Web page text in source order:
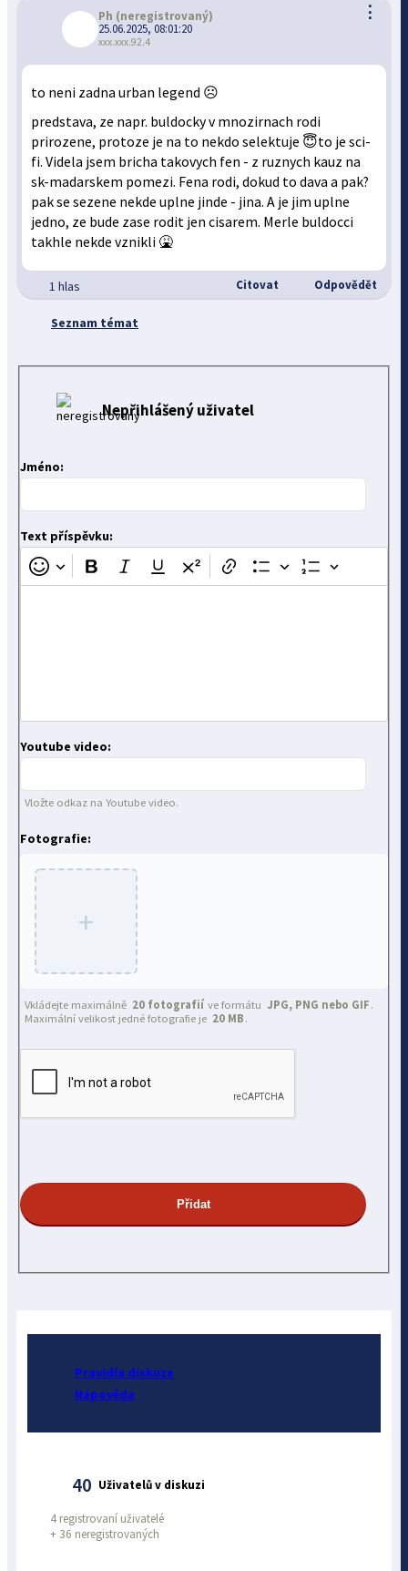
⋮
Ph (neregistrovaný)
25.06.2025, 08:01:20
xxx.xxx.92.4
to neni zadna urban legend ☹️
predstava, ze napr. buldocky v mnozirnach rodi
prirozene, protoze je na to nekdo selektuje 😇to je sci-
fi. Videla jsem bricha takovych fen - z ruznych kauz na
sk-madarskem pomezi. Fena rodi, dokud to dava a pak?
pak se sezene nekde uplne jinde - jina. A je jim uplne
jedno, ze bude zase rodit jen cisarem. Merle buldocci
takhle nekde vznikli 🤮
1 hlas Citovat Odpovědět
Seznam témat
Nepřihlášený uživatel
Jméno:
Text příspěvku:
Youtube video:
Vložte odkaz na Youtube video.
Fotografie:
+
Vkládejte maximálně 20 fotografií ve formátu JPG, PNG nebo GIF .
Maximální velikost jedné fotografie je 20 MB .
Pravidla diskuze
Nápověda
40 Uživatelů v diskuzi
4 registrovaní uživatelé
+ 36 neregistrovaných